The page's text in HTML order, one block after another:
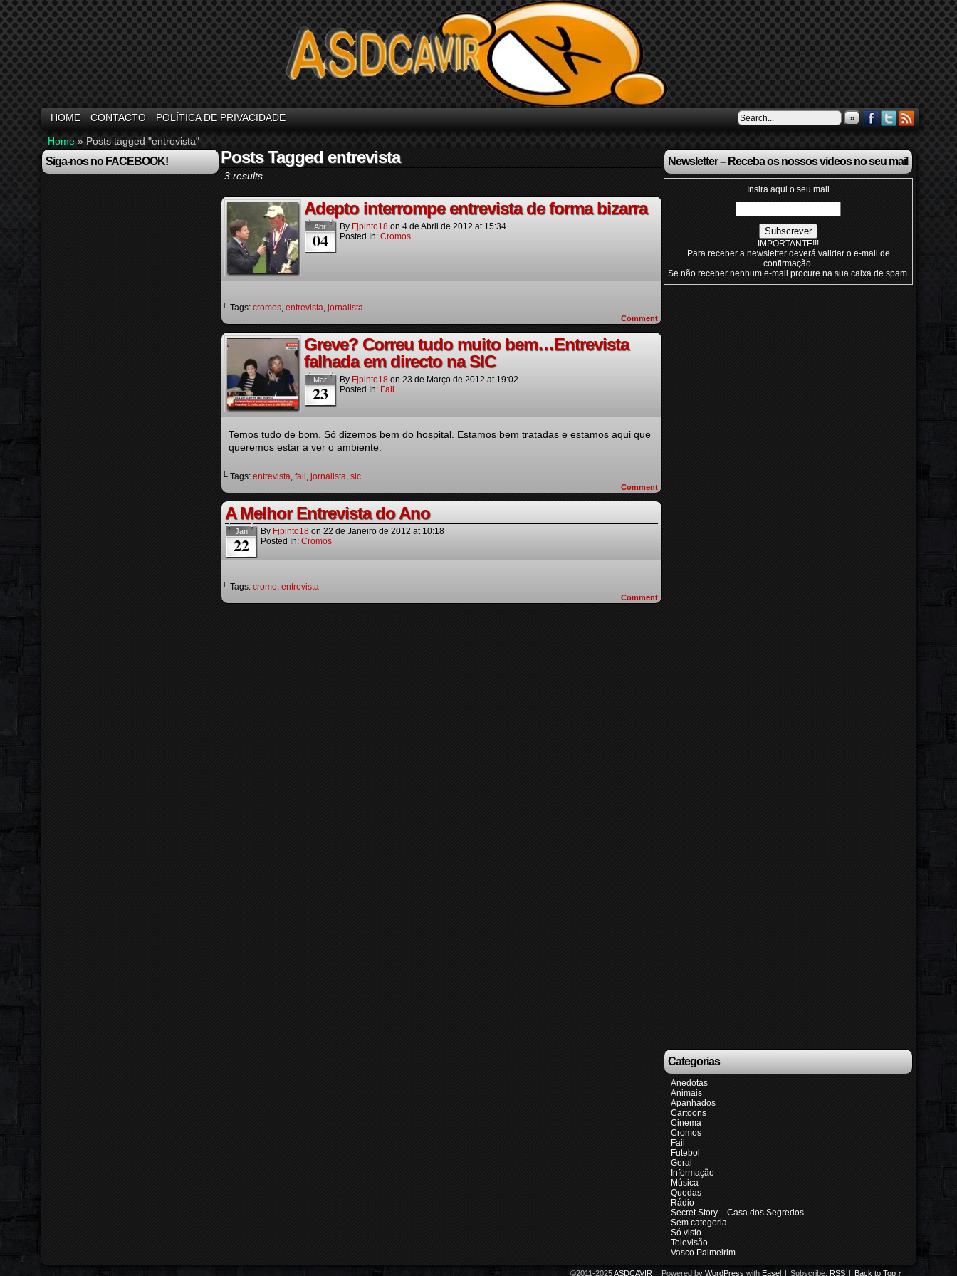
HOME CONTACTO POLÍTICA DE PRIVACIDADE »
Home » Posts tagged "entrevista"
Siga-nos no FACEBOOK! Posts Tagged entrevista
3 results.
Adepto interrompe entrevista de forma bizarra
Abr
04
By Fjpinto18 on 4 de Abril de 2012 at 15:34
Posted In: Cromos
└ Tags: cromos, entrevista, jornalista
Comment
Greve? Correu tudo muito bem…Entrevista
falhada em directo na SIC
Mar
23
By Fjpinto18 on 23 de Março de 2012 at 19:02
Posted In: Fail
Temos tudo de bom. Só dizemos bem do hospital. Estamos bem tratadas e estamos aqui que
queremos estar a ver o ambiente.
└ Tags: entrevista, fail , jornalista, sic
Comment
A Melhor Entrevista do Ano
Jan
22
By Fjpinto18 on 22 de Janeiro de 2012 at 10:18
Posted In: Cromos
└ Tags: cromo, entrevista
Comment
Newsletter – Receba os nossos videos no seu mail
Insira aqui o seu mail
IMPORTANTE!!!
Para receber a newsletter deverá validar o e-mail de
confirmação.
Se não receber nenhum e-mail procure na sua caixa de spam.
Categorias
Anedotas
Animais
Apanhados
Cartoons
Cinema
Cromos
Fail
Futebol
Geral
Informação
Música
Quedas
Rádio
Secret Story – Casa dos Segredos
Sem categoria
Só visto
Televisão
Vasco Palmeirim
©2011-2025ASDCAVIR | Powered by WordPress with Easel | Subscribe: RSS | Back to Top ↑